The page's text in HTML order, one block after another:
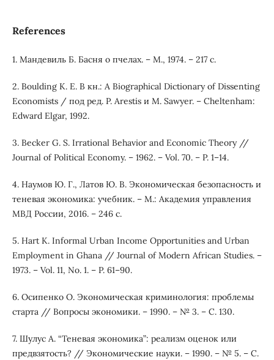
References
1. Мандевиль Б. Басня о пчелах. – М., 1974. – 217 с.
2. Boulding K. E. В кн.: A Biographical Dictionary of Dissenting
Economists / под ред. P. Arestis и M. Sawyer. – Cheltenham:
Edward Elgar, 1992.
3. Becker G. S. Irrational Behavior and Economic Theory //
Journal of Political Economy. – 1962. – Vol. 70. – P. 1–14.
4. Наумов Ю. Г., Латов Ю. В. Экономическая безопасность и
теневая экономика: учебник. – М.: Академия управления
МВД России, 2016. – 246 с.
5. Hart K. Informal Urban Income Opportunities and Urban
Employment in Ghana // Journal of Modern African Studies. –
1973. – Vol. 11, No. 1. – P. 61–90.
6. Осипенко О. Экономическая криминология: проблемы
старта // Вопросы экономики. – 1990. – № 3. – С. 130.
7. Шулус А. “Теневая экономика”: реализм оценок или
предвзятость? // Экономические науки. – 1990. – № 5. – С.